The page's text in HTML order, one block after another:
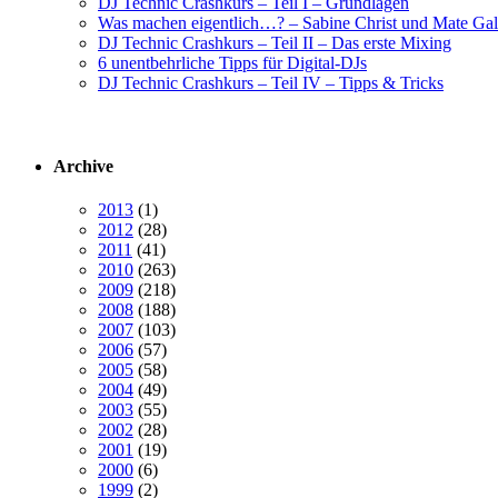
Was machen eigentlich…? – Sabine Christ und Mate
DJ Technic Crashkurs – Teil II – Das erste Mixing
6 unentbehrliche Tipps für Digital-DJs
DJ Technic Crashkurs – Teil IV – Tipps & Tricks
Archive
2013 (1)
2012 (28)
2011 (41)
2010 (263)
2009 (218)
2008 (188)
2007 (103)
2006 (57)
2005 (58)
2004 (49)
2003 (55)
2002 (28)
2001 (19)
2000 (6)
1999 (2)